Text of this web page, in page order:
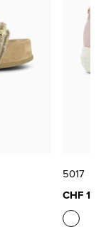
5017
CHF